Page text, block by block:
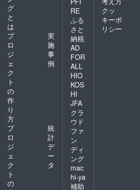
グ
と
は
プ
ロ
ジ
ェ
ク
ト
の
作
り
方
実
施
事
例
プ
ロ
ジ
ェ
ク
ト
の
統
計
デ
ー
タ
RE
ふる
さと
納税
AD
FOR
ALL
HIO
KOS
HI
JFA
クラ
ウド
ファ
ン
ディ
ング
mac
hi-ya
補助
クッ
キーポ
リシー